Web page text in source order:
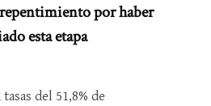
por haber
esta etapa
del 51,8% de